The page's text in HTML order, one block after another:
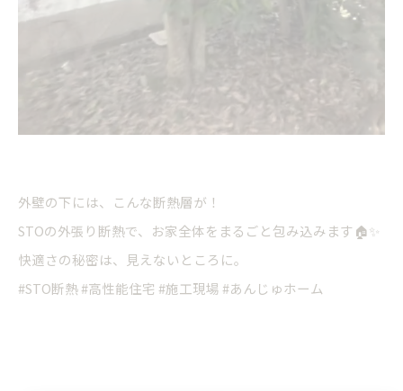
外壁の下には、こんな断熱層が！
STOの外張り断熱で、お家全体をまるごと包み込みます🏠✨
快適さの秘密は、見えないところに。
#STO断熱 #高性能住宅 #施工現場 #あんじゅホーム